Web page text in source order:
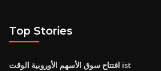
Top Stories
افتتاح سوق الأسهم الأوروبية الوقت ist